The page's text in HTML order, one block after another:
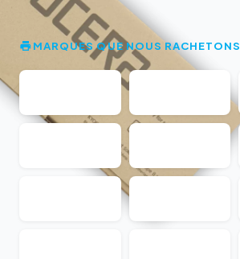
MARQUES QUE NOUS RACHETONS